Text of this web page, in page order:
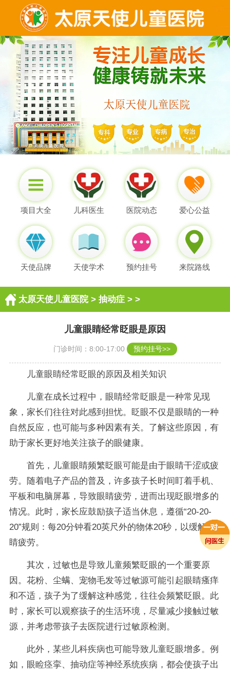
项目大全 儿科医生 医院动态 爱心公益
天使品牌 天使学术 预约挂号 来院路线
太原天使儿童医院> 抽动症> >
儿童眼睛经常眨眼是原因
门诊时间：8:00-17:00 预约挂号>>
儿童眼睛经常眨眼的原因及相关知识
儿童在成长过程中，眼睛经常眨眼是一种常见现
象，家长们往往对此感到担忧。眨眼不仅是眼睛的一种
自然反应，也可能与多种因素有关。了解这些原因，有
助于家长更好地关注孩子的眼健康。
首先，儿童眼睛频繁眨眼可能是由于眼睛干涩或疲
劳。随着电子产品的普及，许多孩子长时间盯着手机、
平板和电脑屏幕，导致眼睛疲劳，进而出现眨眼增多的
情况。此时，家长应鼓励孩子适当休息，遵循“20-20-
20”规则：每20分钟看20英尺外的物体20秒，以缓解眼
睛疲劳。
其次，过敏也是导致儿童频繁眨眼的一个重要原
因。花粉、尘螨、宠物毛发等过敏源可能引起眼睛瘙痒
和不适，孩子为了缓解这种感觉，往往会频繁眨眼。此
时，家长可以观察孩子的生活环境，尽量减少接触过敏
源，并考虑带孩子去医院进行过敏原检测。
此外，某些儿科疾病也可能导致儿童眨眼增多。例
如，眼睑痉挛、抽动症等神经系统疾病，都会使孩子出